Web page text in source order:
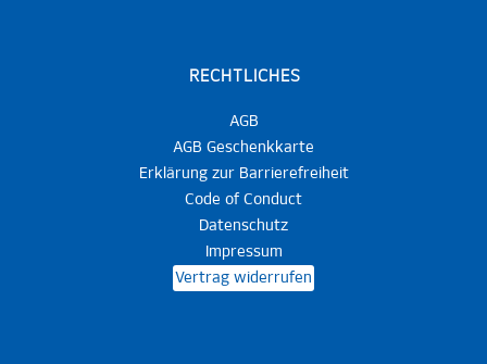
RECHTLICHES
AGB
AGB Geschenkkarte
Erklärung zur Barrierefreiheit
Code of Conduct
Datenschutz
Impressum
Vertrag widerrufen